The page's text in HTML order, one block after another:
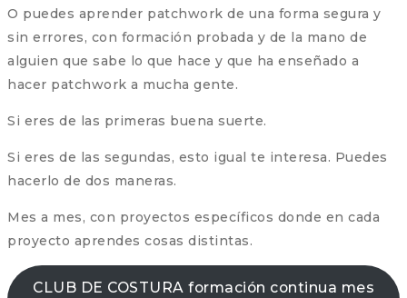
O puedes aprender patchwork de una forma segura y
sin errores, con formación probada y de la mano de
alguien que sabe lo que hace y que ha enseñado a
hacer patchwork a mucha gente.
Si eres de las primeras buena suerte.
Si eres de las segundas, esto igual te interesa. Puedes
hacerlo de dos maneras.
Mes a mes, con proyectos específicos donde en cada
proyecto aprendes cosas distintas.
CLUB DE COSTURA formación continua mes